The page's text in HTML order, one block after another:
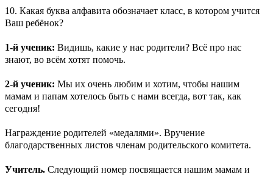
10. Какая буква алфавита обозначает класс, в котором учится
Ваш ребёнок?
1-й ученик: Видишь, какие у нас родители? Всё про нас
знают, во всём хотят помочь.
2-й ученик: Мы их очень любим и хотим, чтобы нашим
мамам и папам хотелось быть с нами всегда, вот так, как
сегодня!
Награждение родителей «медалями». Вручение
благодарственных листов членам родительского комитета.
Учитель. Следующий номер посвящается нашим мамам и